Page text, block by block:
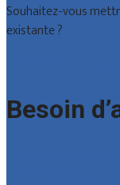
Souhaitez-vous
existante ?
Besoin